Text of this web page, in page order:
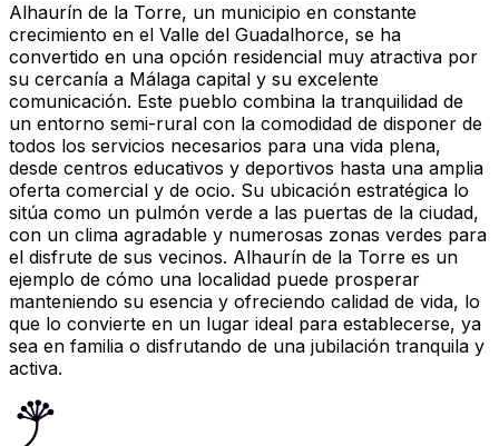
Alhaurín de la Torre, un municipio en constante
crecimiento en el Valle del Guadalhorce, se ha
convertido en una opción residencial muy atractiva por
su cercanía a Málaga capital y su excelente
comunicación. Este pueblo combina la tranquilidad de
un entorno semi-rural con la comodidad de disponer de
todos los servicios necesarios para una vida plena,
desde centros educativos y deportivos hasta una amplia
oferta comercial y de ocio. Su ubicación estratégica lo
sitúa como un pulmón verde a las puertas de la ciudad,
con un clima agradable y numerosas zonas verdes para
el disfrute de sus vecinos. Alhaurín de la Torre es un
ejemplo de cómo una localidad puede prosperar
manteniendo su esencia y ofreciendo calidad de vida, lo
que lo convierte en un lugar ideal para establecerse, ya
sea en familia o disfrutando de una jubilación tranquila y
activa.